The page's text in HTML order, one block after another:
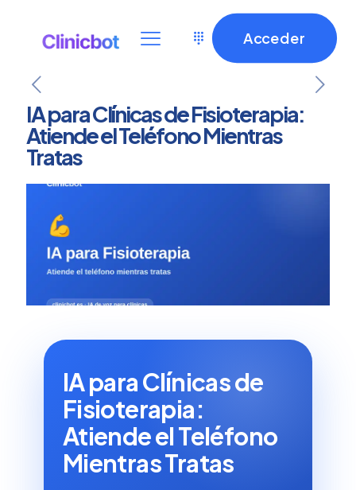
Acceder
IA para Clínicas de Fisioterapia:
Atiende el Teléfono Mientras
Tratas
IA para Clínicas de
Fisioterapia:
Atiende el Teléfono
Mientras Tratas